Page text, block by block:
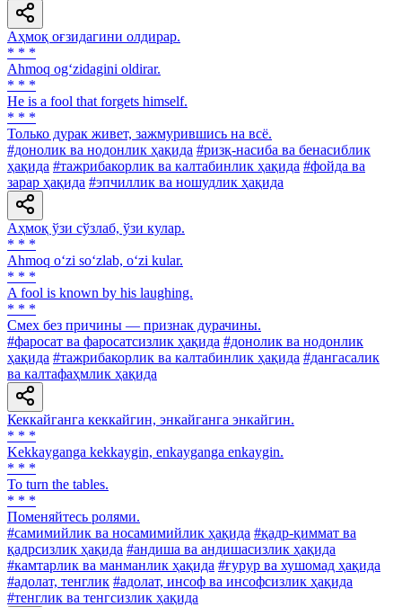
Аҳмоқ оғзидагини олдирар.
* * *
Ahmoq og‘zidagini oldirar.
* * *
He is a fool that forgets himself.
* * *
Только дурак живет, зажмурившись на всё.
#донолик ва нодонлик ҳақида #ризқ-насиба ва бенасиблик
ҳақида #тажрибакорлик ва калтабинлик ҳақида #фойда ва
зарар ҳақида #эпчиллик ва ношудлик ҳақида
Аҳмоқ ўзи сўзлаб, ўзи кулар.
* * *
Ahmoq o‘zi so‘zlab, o‘zi kular.
* * *
A fool is known by his laughing.
* * *
Смех без причины — признак дурачины.
#фаросат ва фаросатсизлик ҳақида #донолик ва нодонлик
ҳақида #тажрибакорлик ва калтабинлик ҳақида #дангасалик
ва калтафаҳмлик ҳақида
Кеккайганга кеккайгин, энкайганга энкайгин.
* * *
Kekkayganga kekkaygin, enkayganga enkaygin.
* * *
To turn the tables.
* * *
Поменяйтесь ролями.
#самимийлик ва носамимийлик ҳақида #қадр-қиммат ва
қадрсизлик ҳақида #андиша ва андишасизлик ҳақида
#камтарлик ва манманлик ҳақида #ғурур ва хушомад ҳақида
#адолат, тенглик #адолат, инсоф ва инсофсизлик ҳақида
#тенглик ва тенгсизлик ҳақида